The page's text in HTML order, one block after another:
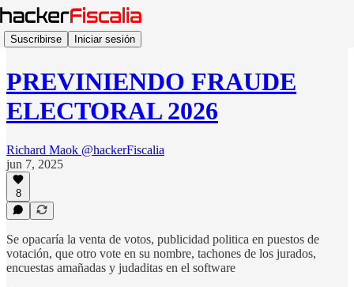
Suscribirse Iniciar sesión
PREVINIENDO FRAUDE
ELECTORAL 2026
Richard Maok @hackerFiscalia
jun 7, 2025
8
Se opacaría la venta de votos, publicidad politica en puestos de
votación, que otro vote en su nombre, tachones de los jurados,
encuestas amañadas y judaditas en el software